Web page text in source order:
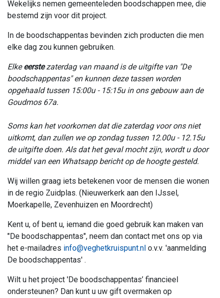
Wekelijks nemen gemeenteleden boodschappen mee, die
bestemd zijn voor dit project.
In de boodschappentas bevinden zich producten die men
elke dag zou kunnen gebruiken.
Elkeeerstezaterdag van maand is de uitgifte van "De
boodschappentas" en kunnen deze tassen worden
opgehaald tussen 15:00u - 15:15u in ons gebouw aan de
Goudmos 67a.
Soms kan het voorkomen dat die zaterdag voor ons niet
uitkomt, dan zullen we op zondag tussen 12.00u - 12.15u
de uitgifte doen. Als dat het geval mocht zijn, wordt u door
middel van een Whatsapp bericht op de hoogte gesteld.
Wij willen graag iets betekenen voor de mensen die wonen
in de regio Zuidplas. (Nieuwerkerk aan den IJssel,
Moerkapelle, Zevenhuizen en Moordrecht)
Kent u, of bent u, iemand die goed gebruik kan maken van
"De boodschappentas", neem dan contact met ons op via
het e-mailadres info@veghetkruispunt.nl o.v.v. 'aanmelding
De boodschappentas' .
Wilt u het project 'De boodschappentas’ financieel
ondersteunen? Dan kunt u uw gift overmaken op